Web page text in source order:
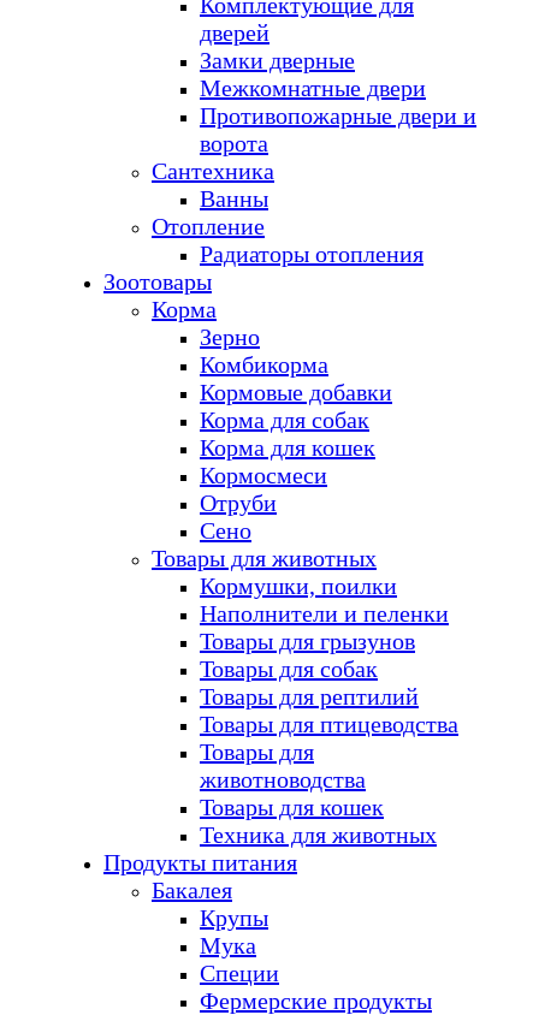
дверей
Замки дверные
Межкомнатные двери
Противопожарные двери и
ворота
Сантехника
Ванны
Отопление
Радиаторы отопления
Зоотовары
Корма
Зерно
Комбикорма
Кормовые добавки
Корма для собак
Корма для кошек
Кормосмеси
Отруби
Сено
Товары для животных
Кормушки, поилки
Наполнители и пеленки
Товары для грызунов
Товары для собак
Товары для рептилий
Товары для птицеводства
Товары для
животноводства
Товары для кошек
Техника для животных
Продукты питания
Бакалея
Крупы
Мука
Специи
Фермерские продукты